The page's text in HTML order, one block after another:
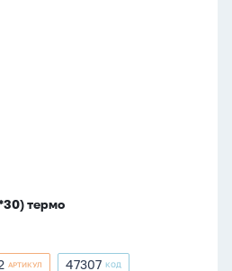
термо
АРТИКУЛ 47307 КОД